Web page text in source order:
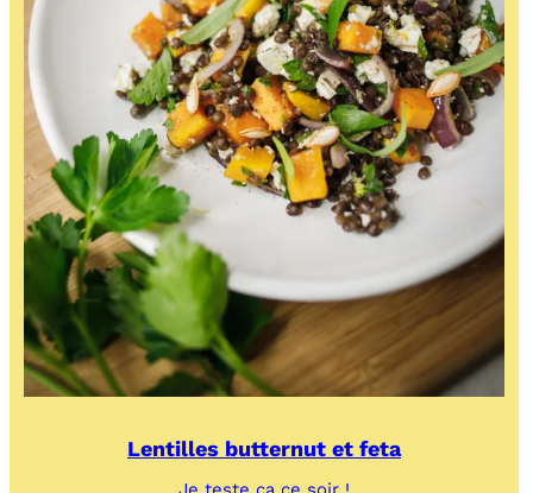
Lentilles butternut et feta